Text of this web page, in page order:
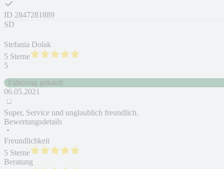
ID 2847281889
SD
Stefania Dolak
5 Sterne
5
Fahrzeug gekauft
06.05.2021
Super, Service und unglaublich freundlich.
Bewertungsdetails
Freundlichkeit
5 Sterne
Beratung